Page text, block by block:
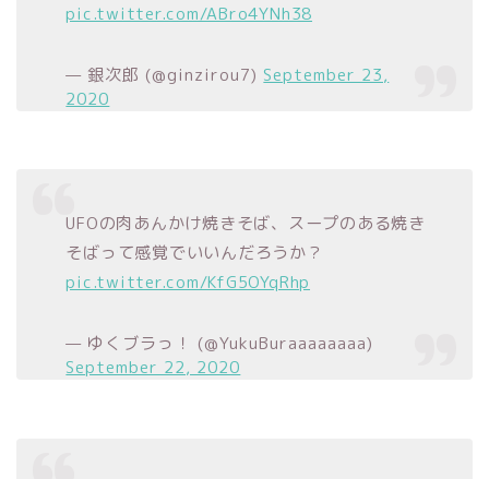
pic.twitter.com/ABro4YNh38
— 銀次郎 (@ginzirou7) September 23,
2020
UFOの肉あんかけ焼きそば、スープのある焼き
そばって感覚でいいんだろうか？
pic.twitter.com/KfG5OYqRhp
— ゆくブラっ！ (@YukuBuraaaaaaaa)
September 22, 2020